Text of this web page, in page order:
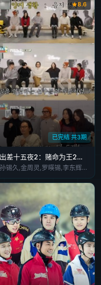
已完结 共3期
8.6
出差十五夜2：赌命为王2特辑
孙锡久,金周灵,罗暎锡,李东辉,孙恩书